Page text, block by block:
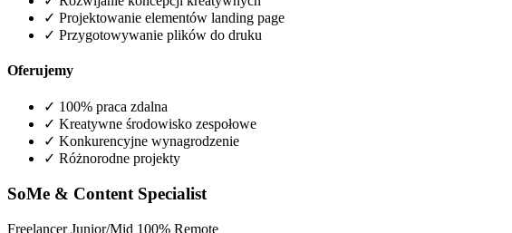
✓ Projektowanie elementów landing page
✓ Przygotowywanie plików do druku
Oferujemy
✓ 100% praca zdalna
✓ Kreatywne środowisko zespołowe
✓ Konkurencyjne wynagrodzenie
✓ Różnorodne projekty
SoMe & Content Specialist
FreelancerJunior/Mid 100% Remote